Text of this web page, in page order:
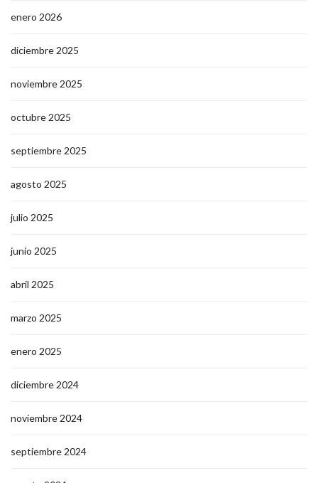
enero 2026
diciembre 2025
noviembre 2025
octubre 2025
septiembre 2025
agosto 2025
julio 2025
junio 2025
abril 2025
marzo 2025
enero 2025
diciembre 2024
noviembre 2024
septiembre 2024